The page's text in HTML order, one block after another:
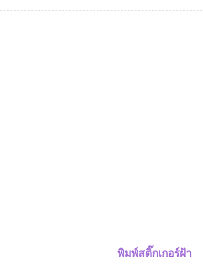
พิมพ์สติ๊กเกอร์ฝ้า